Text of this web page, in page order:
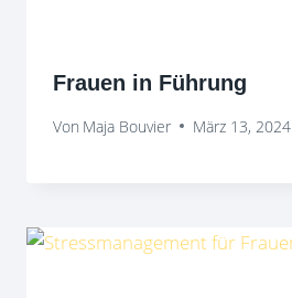
Frauen in Führung
Von Maja Bouvier März 13, 2024